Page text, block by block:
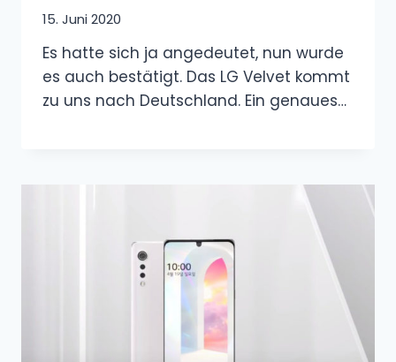
15. Juni 2020
Es hatte sich ja angedeutet, nun wurde
es auch bestätigt. Das LG Velvet kommt
zu uns nach Deutschland. Ein genaues…